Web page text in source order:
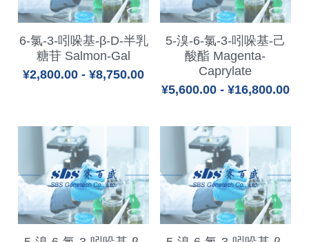
6-氯-3-吲哚基-β-D-半乳
糖苷 Salmon-Gal
¥2,800.00 - ¥8,750.00
5-溴-6-氯-3-吲哚基-己
酸酯 Magenta-
Caprylate
¥5,600.00 - ¥16,800.00